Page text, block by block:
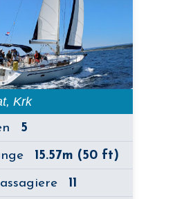
Krk
5
15.57m (50 ft)
11